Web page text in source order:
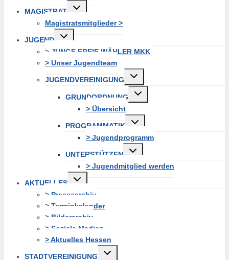
MAGISTRAT
Untermenü
erweitern
Magistratsmitglieder >
JUGEND
Untermenü
erweitern
> JUNGE FREIE WÄHLER MKK
> Unser Jugendteam
JUGENDVEREINIGUNG
Untermenü
erweitern
GRUNDORDNUNG
Untermenü
erweitern
> Übersicht
PROGRAMMATIK
Untermenü
erweitern
> Jugendprogramm
UNTERSTÜTZEN
Untermenü
erweitern
> Jugendmitglied werden
AKTUELLES
Untermenü
erweitern
> Pressearchiv
> Terminkalender
> Bilderarchiv
> Soziale Medien
> Aktuelles Hessen
STADTVEREINIGUNG
Untermenü
erweitern